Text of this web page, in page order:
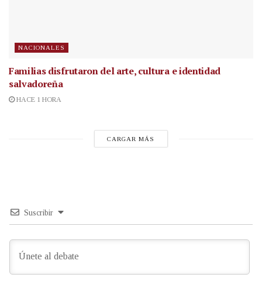
NACIONALES
Familias disfrutaron del arte, cultura e identidad
salvadoreña
HACE 1 HORA
CARGAR MÁS
Suscribir